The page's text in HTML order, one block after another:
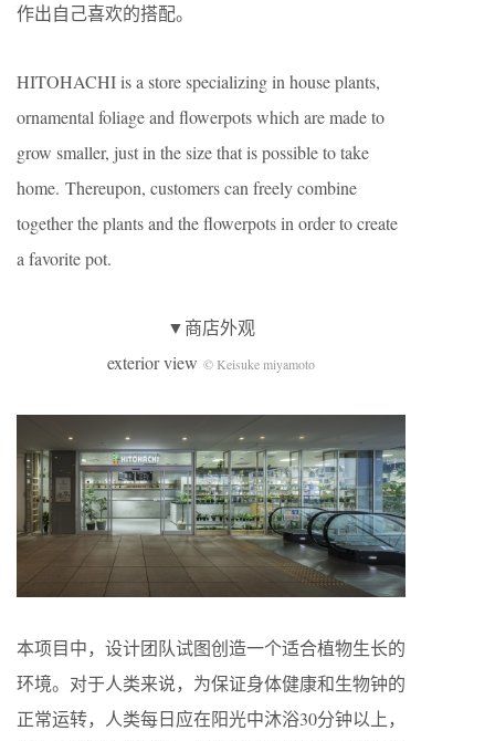
作出自己喜欢的搭配。
HITOHACHI is a store specializing in house plants,
ornamental foliageand flowerpots which are made to
grow smaller, just in the size that is possible to take
home. Thereupon, customers can freely combine
together the plants and the flowerpots in order to create
a favorite pot.
▼商店外观
exterior view © Keisuke miyamoto
本项目中，设计团队试图创造一个适合植物生长的
环境。对于人类来说，为保证身体健康和生物钟的
正常运转，人类每日应在阳光中沐浴30分钟以上，